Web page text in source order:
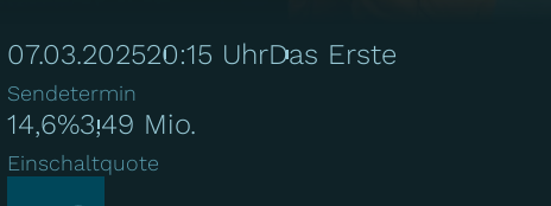
07.03.202520:15 UhrDas Erste
Sendetermin
14,6%3,49 Mio.
Einschaltquote